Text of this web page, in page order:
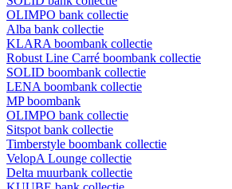
OLIMPO bank collectie
Alba bank collectie
KLARA boombank collectie
Robust Line Carré boombank collectie
SOLID boombank collectie
LENA boombank collectie
MP boombank
OLIMPO bank collectie
Sitspot bank collectie
Timberstyle boombank collectie
VelopA Lounge collectie
Delta muurbank collectie